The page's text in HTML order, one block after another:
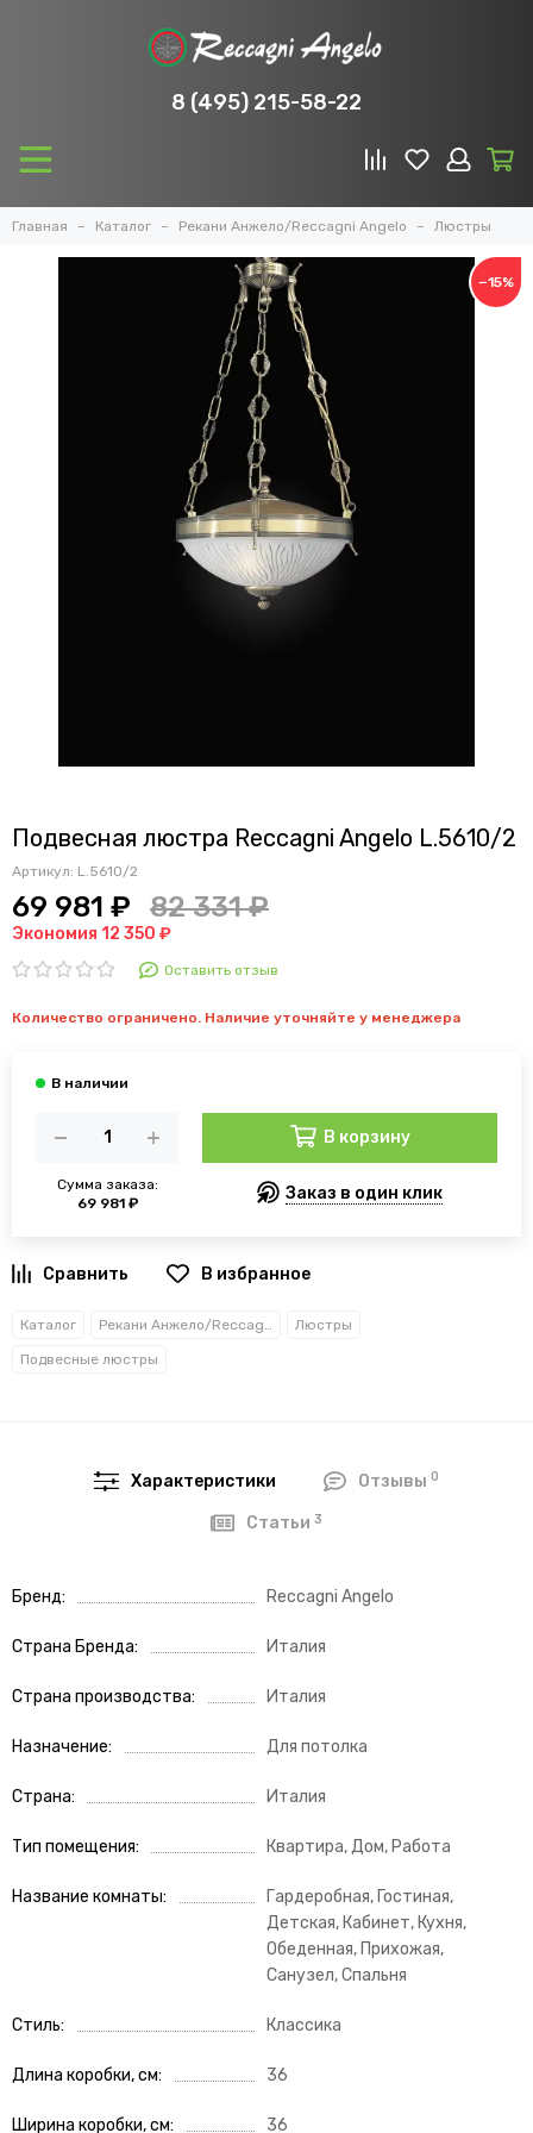
8 (495) 215-58-22
Главная Каталог Рекани Анжело/Reccagni Angelo Люстры
−15%
Подвесная люстра Reccagni Angelo L.5610/2
Артикул: L.5610/2
69 981 ₽ 82 331 ₽
Экономия 12 350 ₽
Оставить отзыв
Количество ограничено. Наличие уточняйте у менеджера
Сумма заказа:
69 981 ₽
В корзину
Заказ в один клик
В избранное
Каталог Рекани Анжело/Reccagni Angelo Люстры
Подвесные люстры
Характеристики Отзывы 0
Статьи3
Бренд Reccagni Angelo
Страна Бренда Италия
Страна производства Италия
Назначение Для потолка
Страна Италия
Тип помещения Квартира, Дом, Работа
Название комнаты
Гардеробная, Гостиная,
Детская, Кабинет, Кухня,
Обеденная, Прихожая,
Санузел, Спальня
Стиль Классика
Длина коробки, см 36
Ширина коробки, см 36